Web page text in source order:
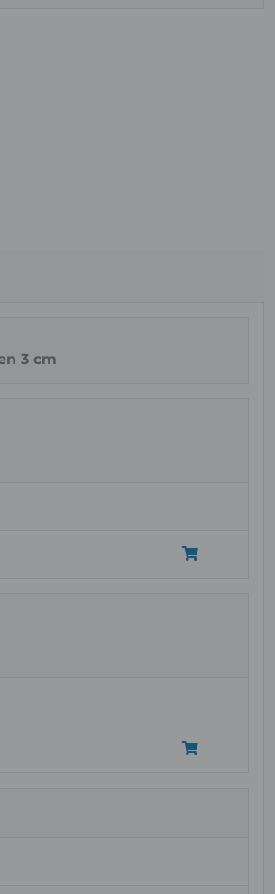
3 cm